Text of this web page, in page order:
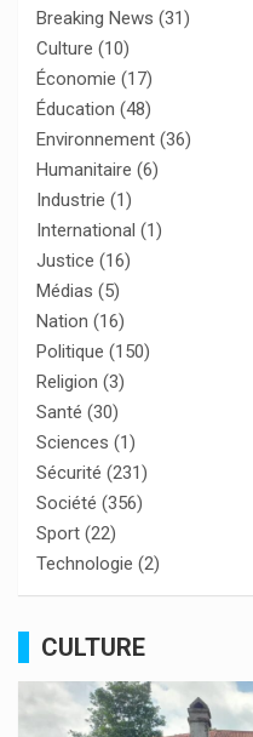
Breaking News (31)
Culture (10)
Économie (17)
Éducation (48)
Environnement (36)
Humanitaire (6)
Industrie (1)
International (1)
Justice (16)
Médias (5)
Nation (16)
Politique (150)
Religion (3)
Santé (30)
Sciences (1)
Sécurité (231)
Société (356)
Sport (22)
Technologie (2)
CULTURE